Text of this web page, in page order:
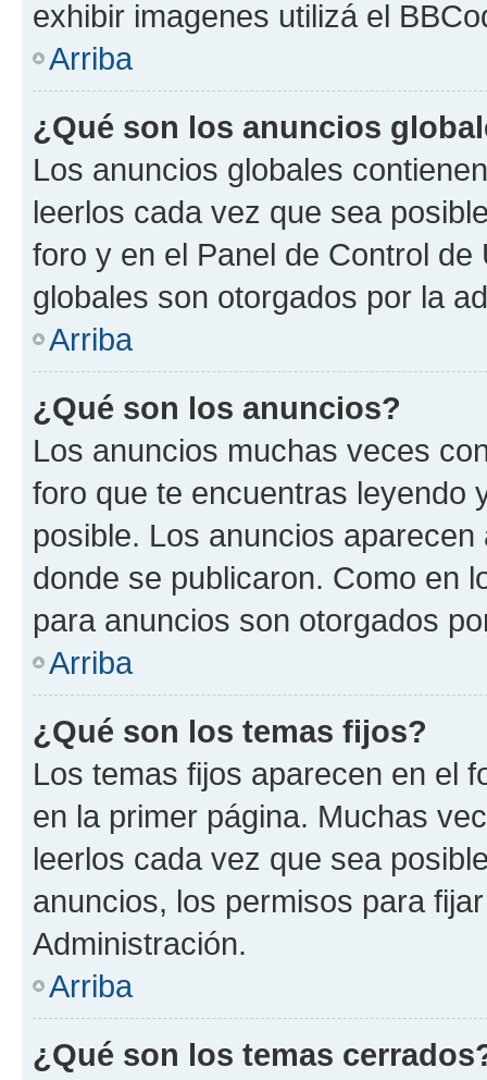
exhibir imagenes utilizá el
Arriba
¿Qué son los anuncios
Los anuncios globales
leerlos cada vez que sea
foro y en el Panel de Control
globales son otorgados por la
Arriba
¿Qué son los anuncios?
Los anuncios muchas veces
foro que te encuentras leyendo
posible. Los anuncios
donde se publicaron. Como en
para anuncios son otorgados
Arriba
¿Qué son los temas fijos?
Los temas fijos aparecen en el
en la primer página. Muchas
leerlos cada vez que sea
anuncios, los permisos para
Administración.
Arriba
¿Qué son los temas